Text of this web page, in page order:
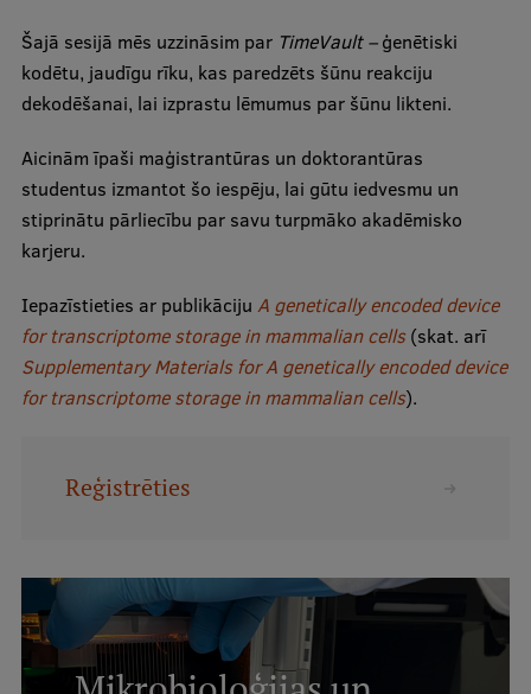
Par RSU
Studentu dzīve
Studiju norises vietas
Fakultātes
Mūsu cilvēki
Stratēģija
Vēsture un tradīcijas
RSU fonds
Aula
Muzeji un ekspozīcijas
Šajā sesijā mēs uzzināsim par TimeVault –ģenētiski
kodētu, jaudīgu rīku, kas paredzēts šūnu reakciju
dekodēšanai, lai izprastu lēmumus par šūnu likteni.
Aicinām īpaši maģistrantūras un doktorantūras
studentus izmantot šo iespēju, lai gūtu iedvesmu un
stiprinātu pārliecību par savu turpmāko akadēmisko
karjeru.
Iepazīstieties ar publikāciju A genetically encoded device
for transcriptome storage in mammalian cells (skat. arī
Supplementary Materials for A genetically encoded device
for transcriptome storage in mammalian cells).
Reģistrēties